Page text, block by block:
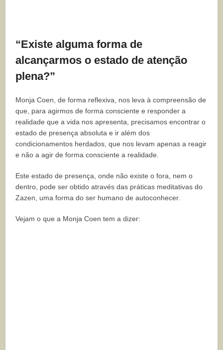
“Existe alguma forma de
alcançarmos o estado de atenção
plena?”
Monja Coen, de forma reflexiva, nos leva à compreensão de
que, para agirmos de forma consciente e responder a
realidade que a vida nos apresenta, precisamos encontrar o
estado de presença absoluta e ir além dos
condicionamentos herdados, que nos levam apenas a reagir
e não a agir de forma consciente a realidade.
Este estado de presença, onde não existe o fora, nem o
dentro, pode ser obtido através das práticas meditativas do
Zazen, uma forma do ser humano de autoconhecer.
Vejam o que a Monja Coen tem a dizer: